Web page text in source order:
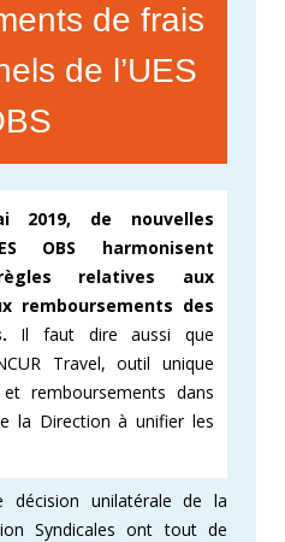
de frais
de l’UES
2019, de nouvelles
OBS harmonisent
relatives aux
remboursements des
Il faut dire aussi que
Travel, outil unique
remboursements dans
la Direction à unifier les
décision unilatérale de la
Syndicales ont tout de